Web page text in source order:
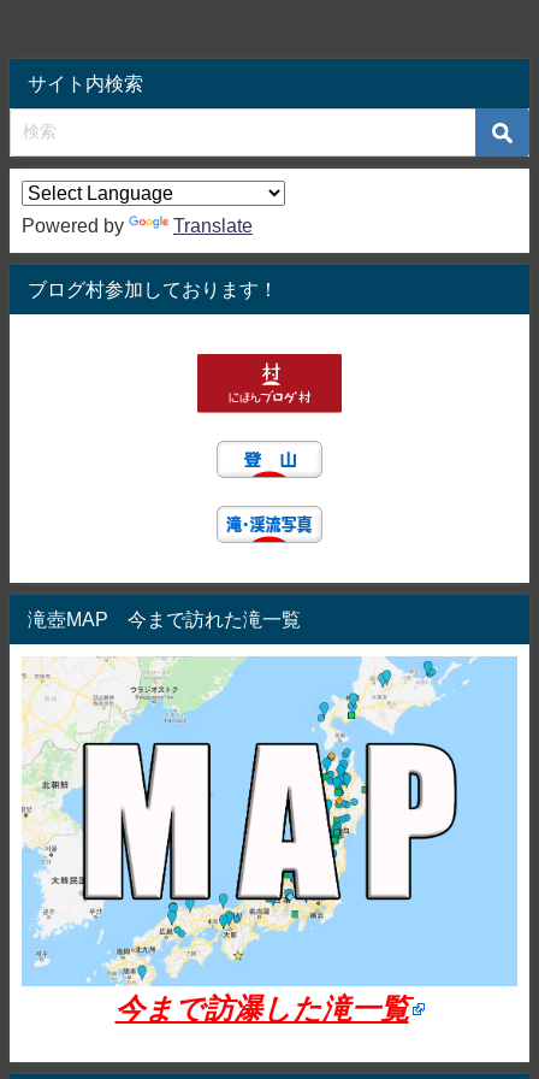
サイト内検索
Powered by Translate
ブログ村参加しております！
滝壺MAP 今まで訪れた滝一覧
今まで訪瀑した滝一覧